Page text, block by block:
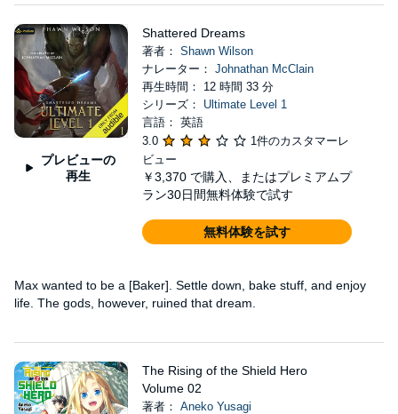
プレビューの
再生
Shattered Dreams
著者： Shawn Wilson
ナレーター： Johnathan McClain
再生時間： 12 時間 33 分
シリーズ： Ultimate Level 1
言語： 英語
3.0
1件のカスタマーレ
ビュー
￥3,370 で購入、またはプレミアムプ
ラン30日間無料体験で試す
無料体験を試す
Max wanted to be a [Baker]. Settle down, bake stuff, and enjoy
life. The gods, however, ruined that dream.
The Rising of the Shield Hero
Volume 02
著者： Aneko Yusagi